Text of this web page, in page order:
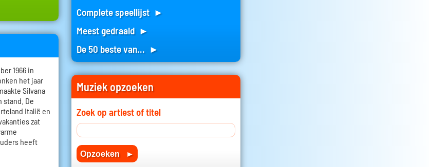
1966 in
het jaar
Silvana
stand. De
Italië en
zat
heeft
Complete speellijst ►
Meest gedraaid ►
De 50 beste van... ►
Muziek opzoeken
Zoek op artiest of titel